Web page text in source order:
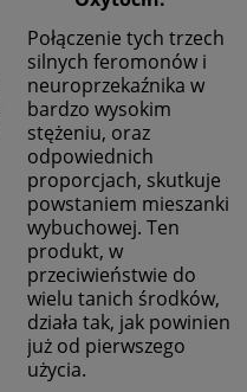
Połączenie tych trzech
silnych feromonów i
neuroprzekaźnika w
bardzo wysokim
stężeniu, oraz
odpowiednich
proporcjach, skutkuje
powstaniem mieszanki
wybuchowej. Ten
produkt, w
przeciwieństwie do
wielu tanich środków,
działa tak, jak powinien
już od pierwszego
użycia.